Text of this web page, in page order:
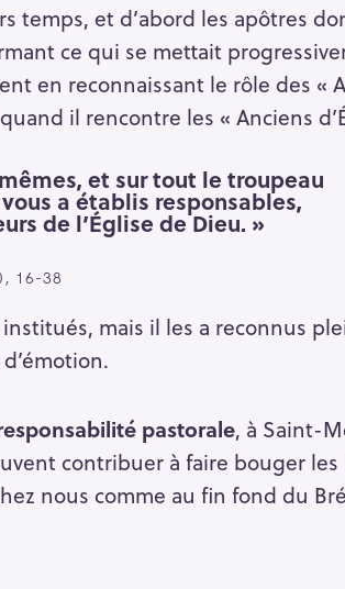
temps, et d’abord les apôtres
ce qui se mettait
en reconnaissant le rôle des «
quand il rencontre les « Anciens
et sur tout le troupeau
a établis responsables,
de l’Église de Dieu. »
16-38
institués, mais il les a reconnus
pastorale, à Saint-
contribuer à faire bouger les
nous comme au fin fond du